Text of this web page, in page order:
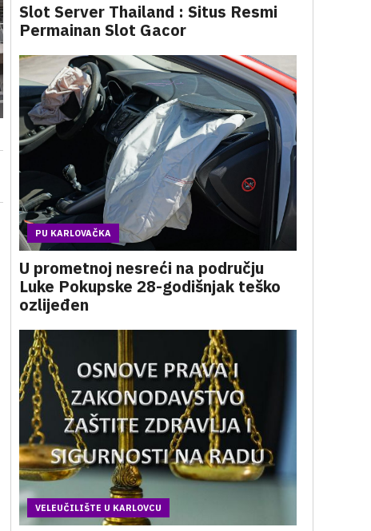
Slot Server Thailand : Situs Resmi
Permainan Slot Gacor
PU KARLOVAČKA
U prometnoj nesreći na području
Luke Pokupske 28-godišnjak teško
ozlijeđen
VELEUČILIŠTE U KARLOVCU